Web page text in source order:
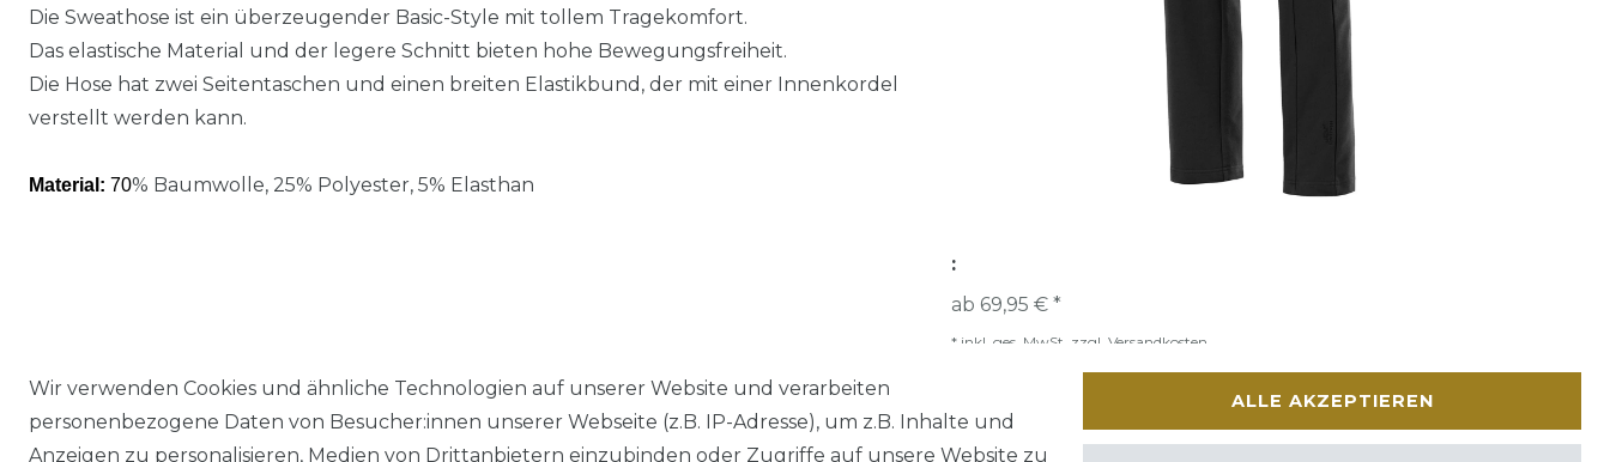
Die Sweathose ist ein überzeugender Basic-Style mit tollem Tragekomfort.
Das elastische Material und der legere Schnitt bieten hohe Bewegungsfreiheit.
Die Hose hat zwei Seitentaschen und einen breiten Elastikbund, der mit einer Innenkordel
verstellt werden kann.
Material: 70% Baumwolle, 25% Polyester, 5% Elasthan
:
ab 69,95 € *
* inkl. ges. MwSt. zzgl. Versandkosten
Wir verwenden Cookies und ähnliche Technologien auf unserer Website und verarbeiten
personenbezogene Daten von Besucher:innen unserer Webseite (z.B. IP-Adresse), um z.B. Inhalte und
Anzeigen zu personalisieren, Medien von Drittanbietern einzubinden oder Zugriffe auf unsere Website zu
ALLE AKZEPTIEREN